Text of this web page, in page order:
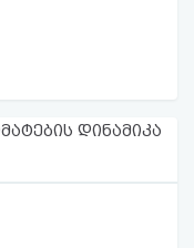
დინამიკა